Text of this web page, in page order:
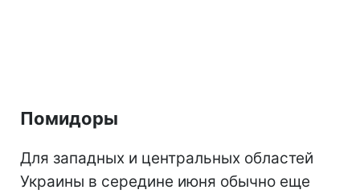
Помидоры
Для западных и центральных областей
Украины в середине июня обычно еще